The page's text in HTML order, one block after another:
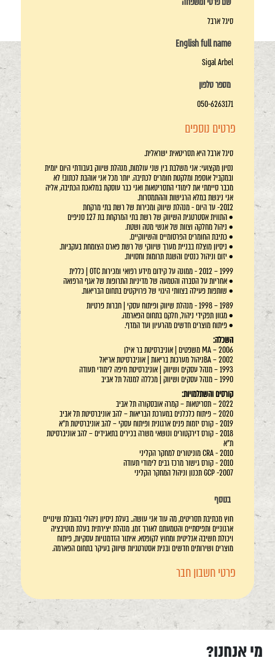
סיגל ארבל
English full name
Sigal Arbel
מספר טלפון
050-6263171
פרטים נוספים
סיגל ארבל היא תסריטאית ישראלית.
נסיון מקצועי: אני משלבת בין שני עולמות, מנהלת שיווק בעבודתי היום יומית
ובמקביל אוספת ומלקטת חומרים לכתיבה. יותר מכל אני אוהבת לכתוב! לא
מכבר סיימתי את לימודי התסריטאות ואני כבר עוסקת במלאכת הכתיבה, אליה
אני ניגשת במלא הרגישות וההתמסרות.
2012- עד היום - מנהלת שיווק ומכירות של רשת בתי מרקחת
• התווית אסטרטגית השיווק של רשת בתי המרקחת בת 127 סניפים
• ניהול מחלקה וצוות של אנשי מטה ושטח.
• כתיבת החומרים הפרסומיים והשיווקיים.
• ניסיון מוצלח בבניית מערך שיווקי של רשת פארם הצומחת בעקביות.
• יזום וניהול כנסים והשגת תרומות וחסויות.
1999 – 2012 - ממונה על קידום מידע רפואי ומכירות OTC | כללית
• אחריות על הסברה והטמעה של מדיניות התרופות של אגף הרפואה
• שותפות פעילה בצוותי היגוי של פרויקטים בתחום הבריאות.
1989 – 1998 - מנהלת שיווק ופיתוח עסקי | חברות פרטיות
• מגוון תפקידי ניהול, חלקם בתחום הפארמה.
• פיתוח מוצרים חדשים מהרעיון ועד המדף.
השכלה:
2006 – MA משפטים | אוניברסיטת בר אילן
2002 – BAניהול מערכות בריאות | אוניברסיטת אריאל
1993 – מנהל עסקים ושיווק | אוניברסיטת חיפה לימודי תעודה
1990 – מנהל עסקים ושיווק | מכללה למנהל תל אביב
קורסים והשתלמויות:
2022 – תסריטאות – קמרה אובסקורה תל אביב
2020 – פיתוח כלכלנים במערכת הבריאות – להב אוניברסיטת תל אביב
2019 - קורס יזמות פנים ארגונית ופיתוח עסקי – להב אוניברסיטת ת"א
2018 - קורס דירקטורים ונושאי משרה בכירים בתאגידים – להב אוניברסיטת
ת"א
2010 - CRA מוניטורים למחקר הקליני
2010 - קורס גישור מרכז גבים לימודי תעודה
GCP -2007 תכנון וניהול המחקר הקליני
בנוסף
חוץ מכתיבת תסריטים, מה עוד אני עושה.. בעלת ניסיון ניהולי בהובלת שינויים
ארגוניים ותפיסתיים והטמעתם לאורך זמן. מנהלת יצירתית בעלת מוטיבציה
ויכולת חשיבה אנליטית ומחוץ לקופסא. איתור הזדמנויות עסקיות, פיתוח
מוצרים ושירותים חדשים ובנית אסטרטגיות שיווק בעיקר בתחום הפארמה.
פרטי חשבון חבר
מי אנחנו?